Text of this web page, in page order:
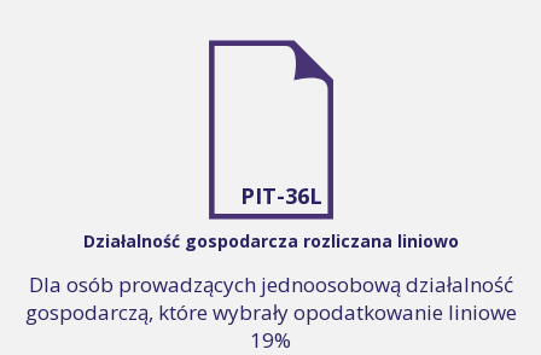
PIT-36L
Działalność gospodarcza rozliczana liniowo
Dla osób prowadzących jednoosobową działalność
gospodarczą, które wybrały opodatkowanie liniowe
19%